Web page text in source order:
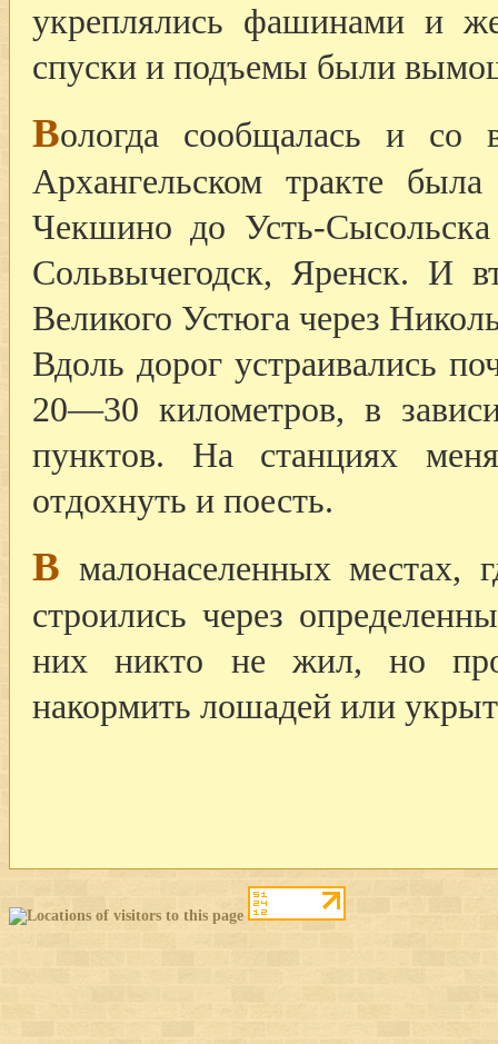
укреплялись фашинами и
спуски и подъемы были
Вологда сообщалась и со
Архангельском тракте
Чекшино до Усть-
Сольвычегодск, Яренск. И
Великого Устюга через
Вдоль дорог устраивались
20—30 километров, в
пунктов. На станциях
отдохнуть и поесть.
В малонаселенных местах,
строились через
них никто не жил, но
накормить лошадей или